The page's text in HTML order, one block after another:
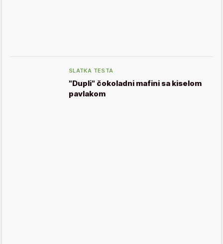
SLATKA TESTA
"Dupli" čokoladni mafini sa kiselom
pavlakom